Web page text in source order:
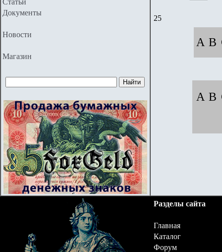
Статьи
Документы
Новости
Магазин
25
A B
A B
Разделы сайта
Главная
Каталог
Форум